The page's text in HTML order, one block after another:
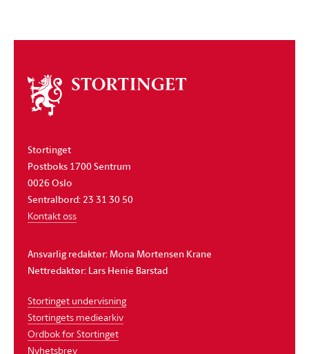
Om
stortinget
Stortinget
Postboks 1700 Sentrum
0026 Oslo
Sentralbord: 23 31 30 50
Kontakt oss
Ansvarlig redaktør: Mona Mortensen Krane
Nettredaktør: Lars Henie Barstad
Stortinget undervisning
Stortingets mediearkiv
Ordbok for Stortinget
Nyhetsbrev